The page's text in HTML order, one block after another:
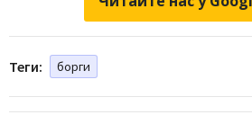
Теги: борги